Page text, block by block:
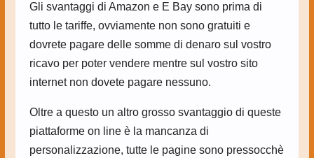
Gli svantaggi di Amazon e E Bay sono prima di
tutto le tariffe, ovviamente non sono gratuiti e
dovrete pagare delle somme di denaro sul vostro
ricavo per poter vendere mentre sul vostro sito
internet non dovete pagare nessuno.
Oltre a questo un altro grosso svantaggio di queste
piattaforme on line è la mancanza di
personalizzazione, tutte le pagine sono pressocchè